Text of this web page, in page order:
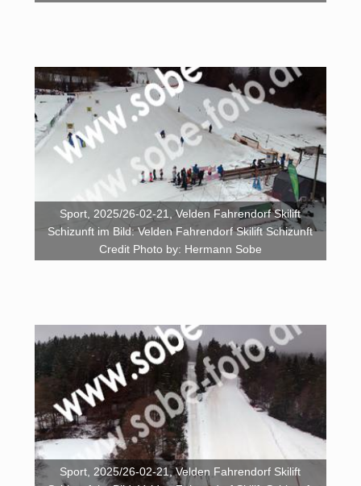
Sport, 2025/26-02-21, Velden Fahrendorf Skilift
Schizunft im Bild: Velden Fahrendorf Skilift Schizunft
Credit Photo by: Hermann Sobe
Sport, 2025/26-02-21, Velden Fahrendorf Skilift